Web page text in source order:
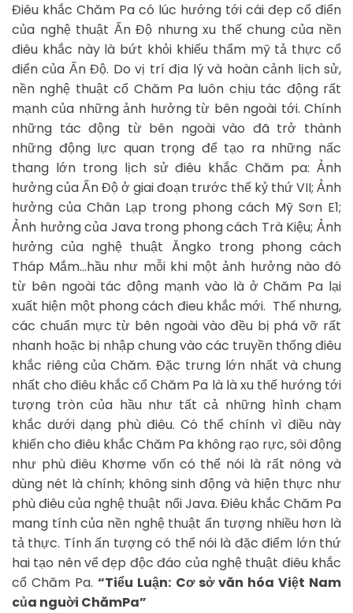
Điêu khắc Chăm Pa có lúc hướng tới cái đẹp cổ điển
của nghệ thuật Ấn Độ nhưng xu thế chung của nền
điêu khắc này là bứt khỏi khiếu thẩm mỹ tả thực cổ
điển của Ấn Độ. Do vị trí địa lý và hoàn cảnh lịch sử,
nền nghệ thuật cổ Chăm Pa luôn chịu tác động rất
mạnh của những ảnh hưởng từ bên ngoài tới. Chính
những tác động từ bên ngoài vào đã trở thành
những động lực quan trọng để tạo ra những nấc
thang lớn trong lịch sử điêu khắc Chăm pa: Ảnh
hưởng của Ấn Độ ở giai đoạn trước thế kỷ thứ VII; Ảnh
hưởng của Chân Lạp trong phong cách Mỹ Sơn E1;
Ảnh hưởng của Java trong phong cách Trà Kiệu; Ảnh
hưởng của nghệ thuật Ăngko trong phong cách
Tháp Mắm…hầu như mỗi khi một ảnh hưởng nào đó
từ bên ngoài tác động mạnh vào là ở Chăm Pa lại
xuất hiện một phong cách đieu khắc mới. Thế nhưng,
các chuẩn mực từ bên ngoài vào đều bị phá vỡ rất
nhanh hoặc bị nhập chung vào các truyền thống điêu
khắc riêng của Chăm. Đặc trưng lớn nhất và chung
nhất cho điêu khắc cổ Chăm Pa là là xu thế hướng tới
tượng tròn của hầu như tất cả những hình chạm
khắc dưới dạng phù điêu. Có thể chính vì điều này
khiến cho điêu khắc Chăm Pa không rạo rực, sôi động
như phù điêu Khơme vốn có thể nói là rất nông và
dùng nét là chính; không sinh động và hiện thực như
phù điêu của nghệ thuật nổi Java. Điêu khắc Chăm Pa
mang tính của nền nghệ thuật ấn tượng nhiều hơn là
tả thực. Tính ấn tượng có thể nói là đặc điểm lớn thứ
hai tạo nên vể đẹp độc đáo của nghệ thuật điêu khắc
cổ Chăm Pa.“Tiểu Luận: Cơ sở văn hóa Việt Nam
của nguời ChămPa”